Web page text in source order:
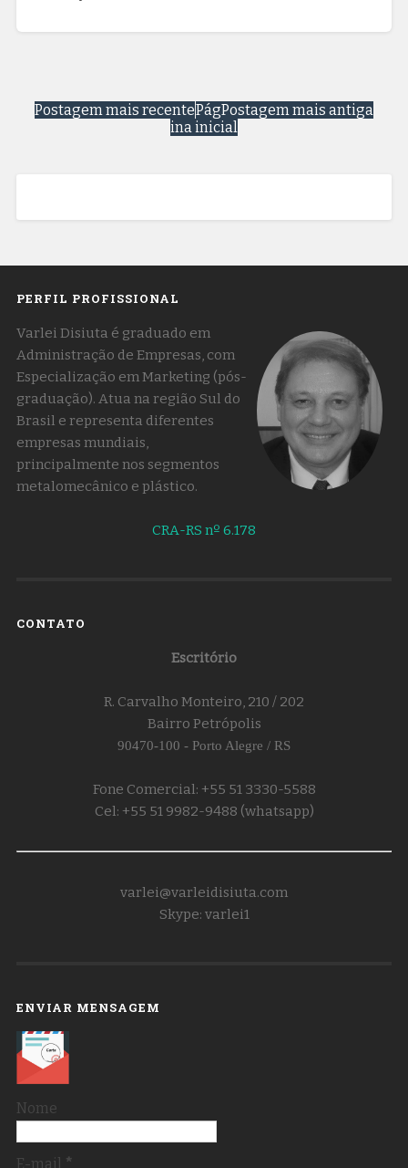
Postagem mais recente Postagem mais antiga
Pág
ina inicial
PERFIL PROFISSIONAL
Varlei Disiuta é graduado em
Administração de Empresas, com
Especialização em Marketing (pós-
graduação). Atua na região Sul do
Brasil e representa diferentes
empresas mundiais,
principalmente nos segmentos
metalomecânico e plástico.
CRA-RS nº 6.178
CONTATO
Escritório
R. Carvalho Monteiro, 210 / 202
Bairro Petrópolis
90470-100 - Porto Alegre / RS
Fone Comercial: +55 51 3330-5588
Cel: +55 51 9982-9488 (whatsapp)
varlei@varleidisiuta.com
Skype: varlei1
ENVIAR MENSAGEM
Nome
E-mail *